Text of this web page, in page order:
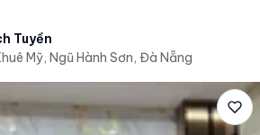
Tuyền
Mỹ, Ngũ Hành Sơn, Đà Nẵng